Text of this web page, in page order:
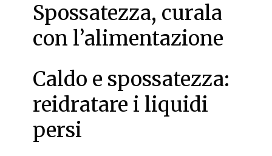
Spossatezza, curala
con l’alimentazione
Caldo e spossatezza:
reidratare i liquidi
persi